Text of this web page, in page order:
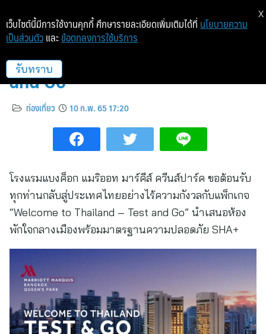
Welcome to Thailand – Test
and Go
ท่องเที่ยว 10 ก.พ. 65 17:20
โรงแรมแบงค็อก แมริออท มาร์คีส์ ควีนส์ปาร์ค ขอต้อนรับ
ทุกท่านกลับสู่ประเทศไทยอย่างไร้ความกังวลกับแพ็กเกจ
“Welcome to Thailand – Test and Go” นำเสนอห้อง
พักใจกลางเมืองพร้อมมาตรฐานความปลอดภัย SHA+
เว็บไซต์นี้มีการใช้งานคุกกี้ ศึกษารายละเอียดเพิ่มเติมได้ที่ นโยบายความ
เป็นส่วนตัว และ ข้อตกลงการใช้บริการ
รับทราบ
X